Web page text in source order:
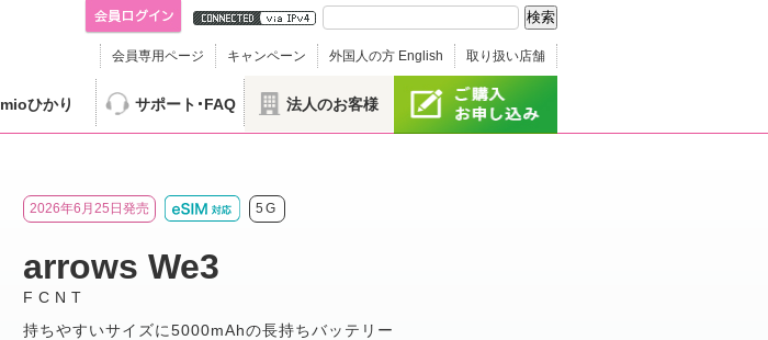
会員専用ページ キャンペーン 外国人の方 English 取り扱い店舗
mioひかり サポート FAQ 法人のお客様
2026年6月25日発売 5G
arrows We3
FCNT
持ちやすいサイズに5000mAhの長持ちバッテリー